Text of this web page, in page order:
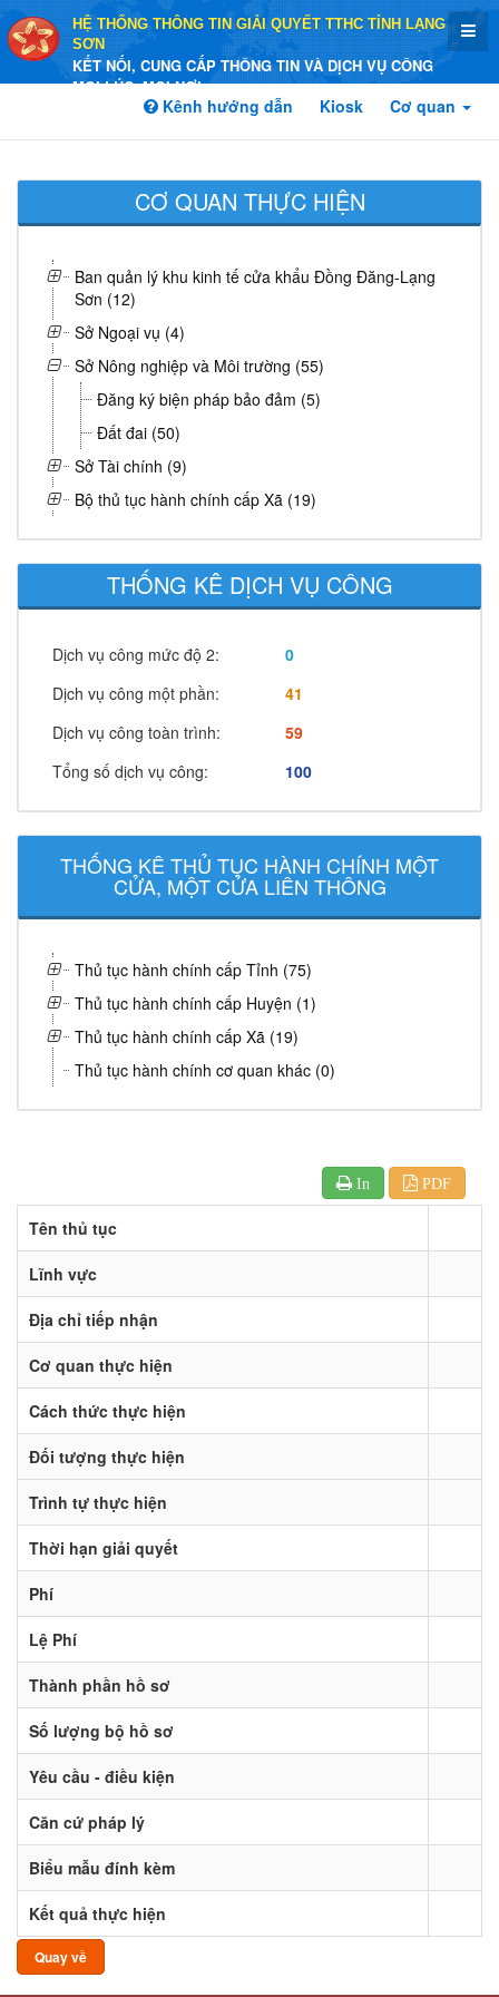
HỆ THỐNG THÔNG TIN GIẢI QUYẾT TTHC TỈNH LẠNG
SƠN
KẾT NỐI, CUNG CẤP THÔNG TIN VÀ DỊCH VỤ CÔNG
MỌI LÚC, MỌI NƠI
Kênh hướng dẫn Kiosk Cơ quan
CƠ QUAN THỰC HIỆN
Ban quản lý khu kinh tế cửa khẩu Đồng Đăng-Lạng
Sơn (12)
Sở Ngoại vụ (4)
Sở Nông nghiệp và Môi trường (55)
Đăng ký biện pháp bảo đảm (5)
Đất đai (50)
Sở Tài chính (9)
Bộ thủ tục hành chính cấp Xã (19)
THỐNG KÊ DỊCH VỤ CÔNG
Dịch vụ công mức độ 2:
0
Dịch vụ công một phần:
41
Dịch vụ công toàn trình:
59
Tổng số dịch vụ công:
100
THỐNG KÊ THỦ TỤC HÀNH CHÍNH MỘT
CỬA, MỘT CỬA LIÊN THÔNG
Thủ tục hành chính cấp Tỉnh (75)
Thủ tục hành chính cấp Huyện (1)
Thủ tục hành chính cấp Xã (19)
Thủ tục hành chính cơ quan khác (0)
In PDF
Tên thủ tục
Lĩnh vực
Địa chỉ tiếp nhận
Cơ quan thực hiện
Cách thức thực hiện
Đối tượng thực hiện
Trình tự thực hiện
Thời hạn giải quyết
Phí
Lệ Phí
Thành phần hồ sơ
Số lượng bộ hồ sơ
Yêu cầu - điều kiện
Căn cứ pháp lý
Biểu mẫu đính kèm
Kết quả thực hiện
Quay về